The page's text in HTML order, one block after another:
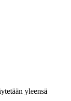
yleensä